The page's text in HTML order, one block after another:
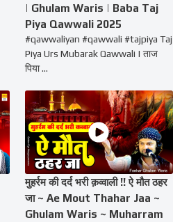
| Ghulam Waris | Baba Taj
Piya Qawwali 2025
#qawwaliyan #qawwali #tajpiya Taj
Piya Urs Mubarak Qawwali | ताज
पिया ...
मुहर्रम की दर्द भरी क़व्वाली !! ऐ मौत ठहर
जा ~ Ae Mout Thahar Jaa ~
Ghulam Waris ~ Muharram